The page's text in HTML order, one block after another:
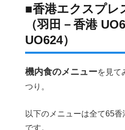
■香港エクスプレ
（羽田－香港
UO624）
機内食のメニューを見て
つり。
以下のメニューは全て65香
です。